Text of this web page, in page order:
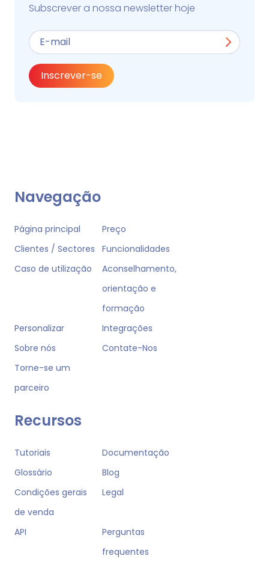
Subscrever a nossa newsletter hoje
Inscrever-se
Navegação
Página principal
Preço
Clientes / Sectores
Funcionalidades
Caso de utilização
Aconselhamento,
orientação e
formação
Personalizar
Integrações
Sobre nós
Contate-Nos
Torne-se um
parceiro
Recursos
Tutoriais
Documentação
Glossário
Blog
Condições gerais
de venda
Legal
API
Perguntas
frequentes